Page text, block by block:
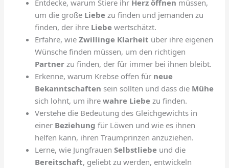
Entdecke, warum Stiere ihr Herz öffnen müssen,
um die große Liebe zu finden und jemanden zu
finden, der ihre Liebe wertschätzt.
Erfahre, wieZwillinge Klarheit über ihre eigenen
Wünsche finden müssen, um den richtigen
Partner zu finden, der für immer bei ihnen bleibt.
Erkenne, warum Krebse offen für neue
Bekanntschaften sein sollten und dass die Mühe
sich lohnt, um ihrewahre Liebe zu finden.
Verstehe die Bedeutung des Gleichgewichts in
einer Beziehung für Löwen und wie es ihnen
helfen kann, ihren Traumprinzen anzuziehen.
Lerne, wie JungfrauenSelbstliebe und die
Bereitschaft, geliebt zu werden, entwickeln